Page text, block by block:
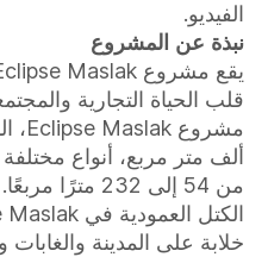
الفيديو.
نبذة عن المشروع
قلب الحياة التجارية
ألف متر مربع، أنواع
من 54 إلى 232
خلابة على المدينة